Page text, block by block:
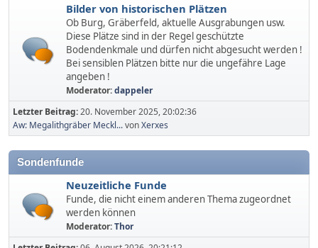
Bilder von historischen Plätzen
Ob Burg, Gräberfeld, aktuelle Ausgrabungen usw.
Diese Plätze sind in der Regel geschützte
Bodendenkmale und dürfen nicht abgesucht werden !
Bei sensiblen Plätzen bitte nur die ungefähre Lage
angeben !
Moderator:dappeler
Letzter Beitrag:20. November 2025, 20:02:36
Aw: Megalithgräber Meckl...vonXerxes
Sondenfunde
Neuzeitliche Funde
Funde, die nicht einem anderen Thema zugeordnet
werden können
Moderator:Thor